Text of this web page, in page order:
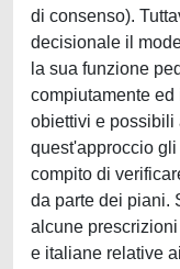
di consenso).
decisionale il
la sua funzione
compiutamente ed
obiettivi e possibili
quest'approccio
compito di
da parte dei piani.
alcune
e italiane relative